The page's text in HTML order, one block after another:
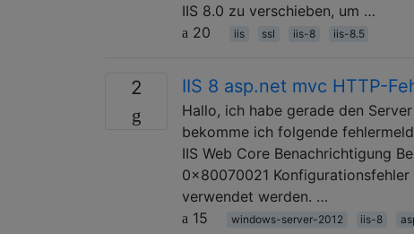
IIS 8.0 zu verschieben, um …
20
iis ssl iis-8 iis-8.5
2 IIS 8 asp.net mvc HTTP-
Hallo, ich habe gerade den
bekomme ich folgende
IIS Web Core Benachrichtigung
0x80070021
verwendet werden. …
15
windows-server-2012 iis-8